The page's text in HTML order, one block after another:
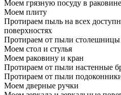
Моем грязную посуду в раковине
Моем плиту
Протираем пыль на всех
поверхностях
Протираем от пыли столешницы
Моем стол и стулья
Моем раковину и кран
Протираем от пыли настенные
Протираем от пыли
Моем дверные ручки